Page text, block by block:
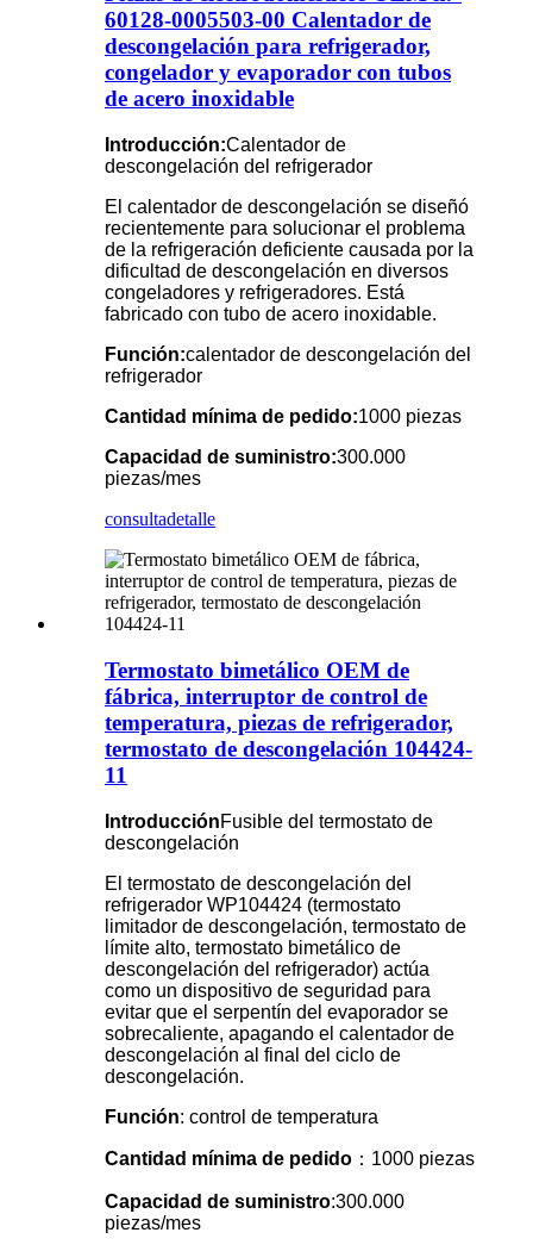
60128-0005503-00 Calentador de
descongelación para refrigerador,
congelador y evaporador con tubos
de acero inoxidable
Introducción:Calentador de
descongelación del refrigerador
El calentador de descongelación se diseñó
recientemente para solucionar el problema
de la refrigeración deficiente causada por la
dificultad de descongelación en diversos
congeladores y refrigeradores. Está
fabricado con tubo de acero inoxidable.
Función:calentador de descongelación del
refrigerador
Cantidad mínima de pedido:1000 piezas
Capacidad de suministro:300.000
piezas/mes
consultadetalle
Termostato bimetálico OEM de
fábrica, interruptor de control de
temperatura, piezas de refrigerador,
termostato de descongelación 104424-
11
IntroducciónFusible del termostato de
descongelación
El termostato de descongelación del
refrigerador WP104424 (termostato
limitador de descongelación, termostato de
límite alto, termostato bimetálico de
descongelación del refrigerador) actúa
como un dispositivo de seguridad para
evitar que el serpentín del evaporador se
sobrecaliente, apagando el calentador de
descongelación al final del ciclo de
descongelación.
Función: control de temperatura
Cantidad mínima de pedido ：1000 piezas
Capacidad de suministro:300.000
piezas/mes